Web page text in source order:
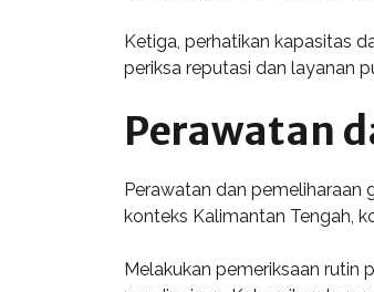
Ketiga, perhatikan kapasitas
periksa reputasi dan layanan
Perawatan
Perawatan dan pemeliharaan
konteks Kalimantan Tengah,
Melakukan pemeriksaan rutin